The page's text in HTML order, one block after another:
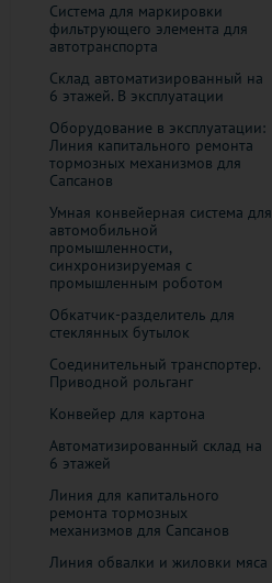
Система для маркировки
фильтрующего элемента для
автотранспорта
Склад автоматизированный на
6 этажей. В эксплуатации
Оборудование в эксплуатации:
Линия капитального ремонта
тормозных механизмов для
Сапсанов
Умная конвейерная система для
автомобильной
промышленности,
синхронизируемая с
промышленным роботом
Обкатчик-разделитель для
стеклянных бутылок
Соединительный транспортер.
Приводной рольганг
Конвейер для картона
Автоматизированный склад на
6 этажей
Линия для капитального
ремонта тормозных
механизмов для Сапсанов
Линия обвалки и жиловки мяса